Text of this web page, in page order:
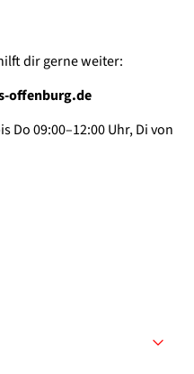
dir gerne weiter:
offenburg.de
Do 09:00–12:00 Uhr, Di von